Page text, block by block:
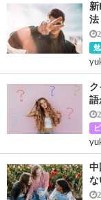
法
語
中
な